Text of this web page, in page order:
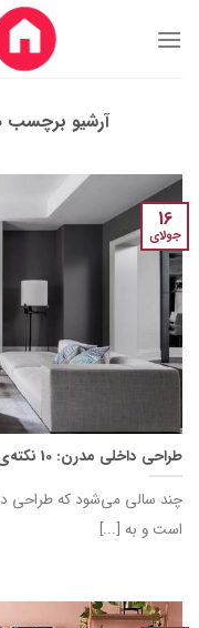
آرشیو برچسب
طراحی داخلی مدرن: 10 نکته‌ی طلایی برای ساخت فضای داخلی زیبا
چند سالی می‌شود که طراحی
است و به [...]
16
جولای